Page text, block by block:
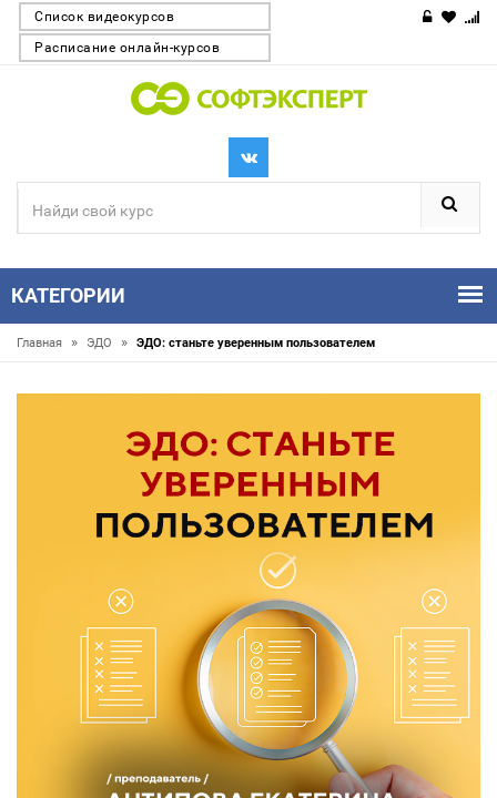
Список видеокурсов
Расписание онлайн-курсов
КАТЕГОРИИ
Главная » ЭДО » ЭДО: станьте уверенным пользователем